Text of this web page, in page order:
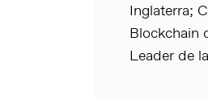
Inglaterra;
Blockchain
Leader de